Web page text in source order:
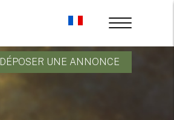
DÉPOSER UNE ANNONCE